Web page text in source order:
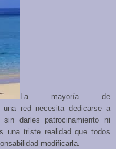
La mayoría de
una red necesita dedicarse a
darles patrocinamiento ni
una triste realidad que todos
modificarla.